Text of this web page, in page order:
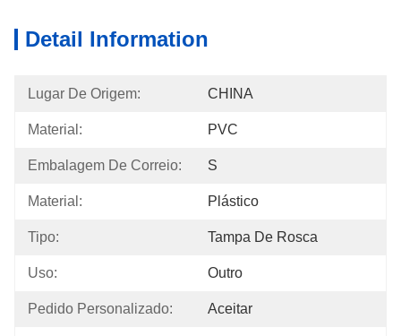
Detail Information
Lugar De Origem: CHINA
Material: PVC
Embalagem De Correio: S
Material: Plástico
Tipo: Tampa De Rosca
Uso: Outro
Pedido Personalizado: Aceitar